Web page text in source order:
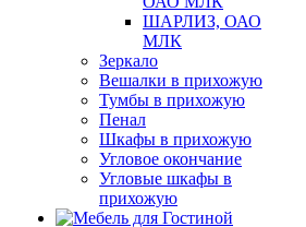
ШАРЛИЗ, ОАО
МЛК
Зеркало
Вешалки в прихожую
Тумбы в прихожую
Пенал
Шкафы в прихожую
Угловое окончание
Угловые шкафы в
прихожую